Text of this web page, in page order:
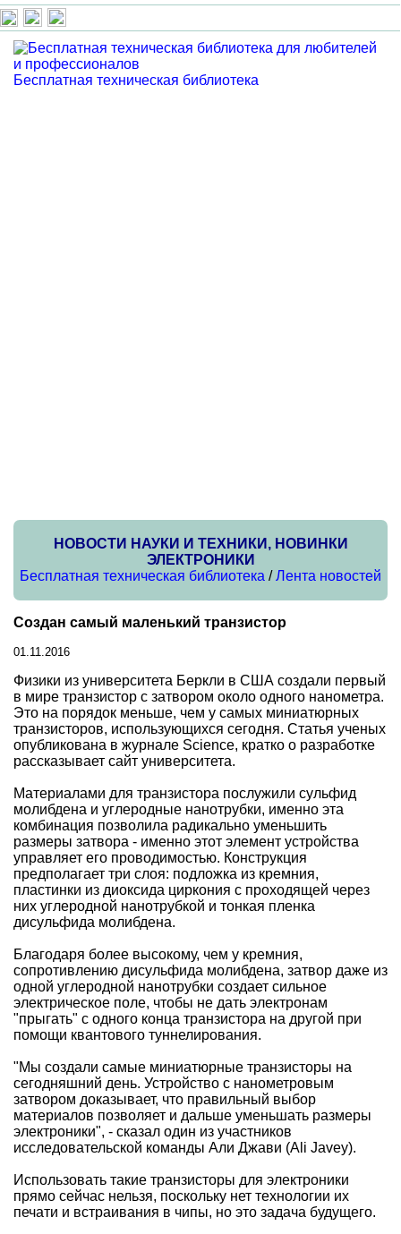
Бесплатная техническая библиотека
НОВОСТИ НАУКИ И ТЕХНИКИ, НОВИНКИ
ЭЛЕКТРОНИКИ
Бесплатная техническая библиотека /Лента новостей
Создан самый маленький транзистор
01.11.2016
Физики из университета Беркли в США создали первый
в мире транзистор с затвором около одного нанометра.
Это на порядок меньше, чем у самых миниатюрных
транзисторов, использующихся сегодня. Статья ученых
опубликована в журнале Science, кратко о разработке
рассказывает сайт университета.
Материалами для транзистора послужили сульфид
молибдена и углеродные нанотрубки, именно эта
комбинация позволила радикально уменьшить
размеры затвора - именно этот элемент устройства
управляет его проводимостью. Конструкция
предполагает три слоя: подложка из кремния,
пластинки из диоксида циркония с проходящей через
них углеродной нанотрубкой и тонкая пленка
дисульфида молибдена.
Благодаря более высокому, чем у кремния,
сопротивлению дисульфида молибдена, затвор даже из
одной углеродной нанотрубки создает сильное
электрическое поле, чтобы не дать электронам
"прыгать" с одного конца транзистора на другой при
помощи квантового туннелирования.
"Мы создали самые миниатюрные транзисторы на
сегодняшний день. Устройство с нанометровым
затвором доказывает, что правильный выбор
материалов позволяет и дальше уменьшать размеры
электроники", - сказал один из участников
исследовательской команды Али Джави (Ali Javey).
Использовать такие транзисторы для электроники
прямо сейчас нельзя, поскольку нет технологии их
печати и встраивания в чипы, но это задача будущего.